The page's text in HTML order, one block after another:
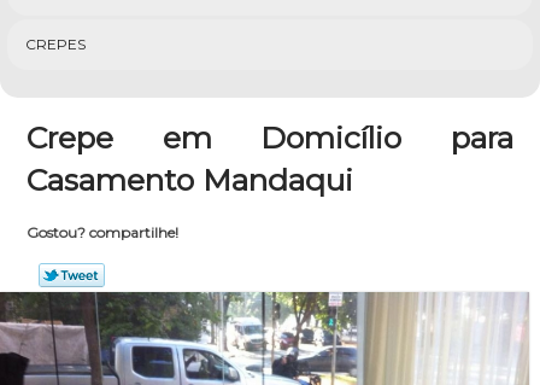
CREPES
Crepe em Domicílio para
Casamento Mandaqui
Gostou? compartilhe!